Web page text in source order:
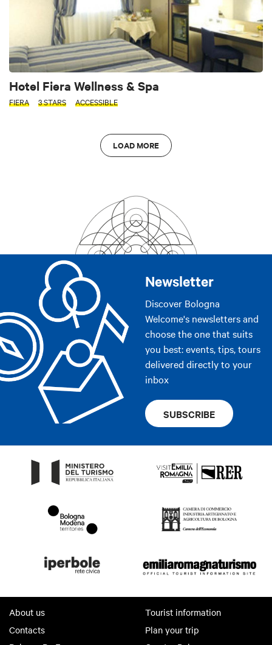
Hotel Fiera Wellness & Spa
FIERA 3 STARS ACCESSIBLE
LOAD MORE
Newsletter
Discover Bologna
Welcome's newsletters and
choose the one that suits
you best: events, tips, tours
delivered directly to your
inbox
SUBSCRIBE
About us
Contacts
Tourist information
Plan your trip